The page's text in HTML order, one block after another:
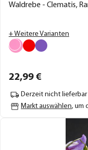
Waldrebe - Clematis,
+ Weitere Varianten
22,99 €
Derzeit nicht lieferbar
Markt auswählen, um